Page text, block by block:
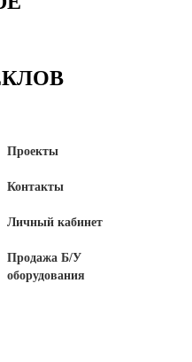
Проекты
Контакты
Личный кабинет
Продажа Б/У
оборудования